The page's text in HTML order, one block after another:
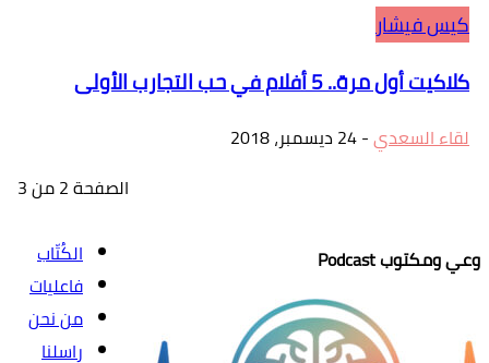
كيس فيشار
كلاكيت أول مرة.. 5 أفلام في حب التجارب الأولى
لقاء السعدي-24 ديسمبر، 2018
الصفحة 2 من 3
وعي ومكتوب Podcast
الكُتّاب
فاعليات
من نحن
راسلنا